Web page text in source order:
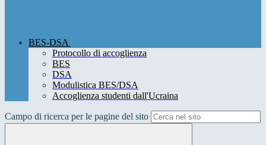
BES-DSA
Protocollo di accoglienza
BES
DSA
Modulistica BES/DSA
Accoglienza studenti dall'Ucraina
Campo di ricerca per le pagine del sito